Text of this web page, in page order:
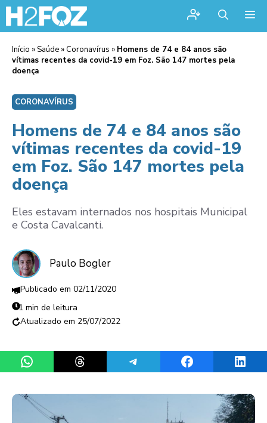
Início »Saúde » Coronavírus » Homens de 74 e 84 anos são
vítimas recentes da covid-19 em Foz. São 147 mortes pela
doença
CORONAVÍRUS
Homens de 74 e 84 anos são
vítimas recentes da covid-19
em Foz. São 147 mortes pela
doença
Eles estavam internados nos hospitais Municipal
e Costa Cavalcanti.
Paulo Bogler
02/11/2020
1 min de leitura
25/07/2022
Share on WhatsAppShare on ThreadsShare on TelegramShare on Facebook